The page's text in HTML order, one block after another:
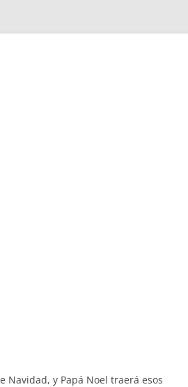
Navidad, y Papá Noel traerá esos